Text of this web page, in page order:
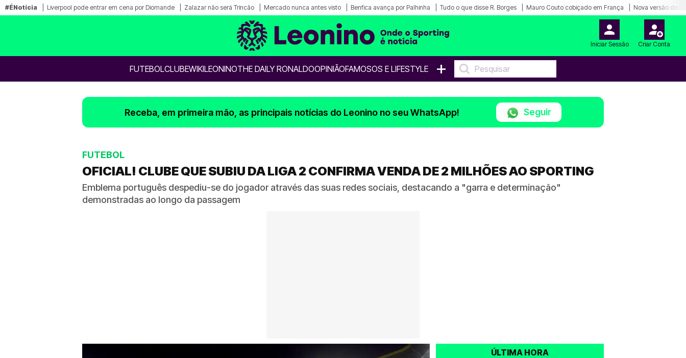
#ÉNotícia Liverpool pode entrar em cena por Diomande Zalazar não será Trincão Mercado nunca antes visto Benfica avança por Palhinha Tudo o que disse R. Borges Mauro Couto cobiçado em França Nova versão de
Iniciar Sessão Criar Conta
FUTEBOLCLUBEWIKILEONINOTHE DAILY RONALDOOPINIÃOFAMOSOS E LIFESTYLE +
Receba, em primeira mão, as principais notícias do Leonino no seu WhatsApp! Seguir
FUTEBOL
OFICIAL! CLUBE QUE SUBIU DA LIGA 2 CONFIRMA VENDA DE 2 MILHÕES AO SPORTING
Emblema português despediu-se do jogador através das suas redes sociais, destacando a "garra e determinação"
demonstradas ao longo da passagem
ÚLTIMA HORA